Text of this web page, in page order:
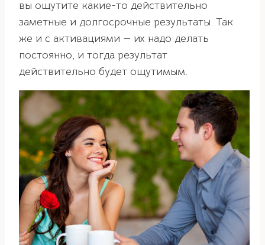
вы ощутите какие-то действительно
заметные и долгосрочные результаты. Так
же и с активациями — их надо делать
постоянно, и тогда результат
действительно будет ощутимым.